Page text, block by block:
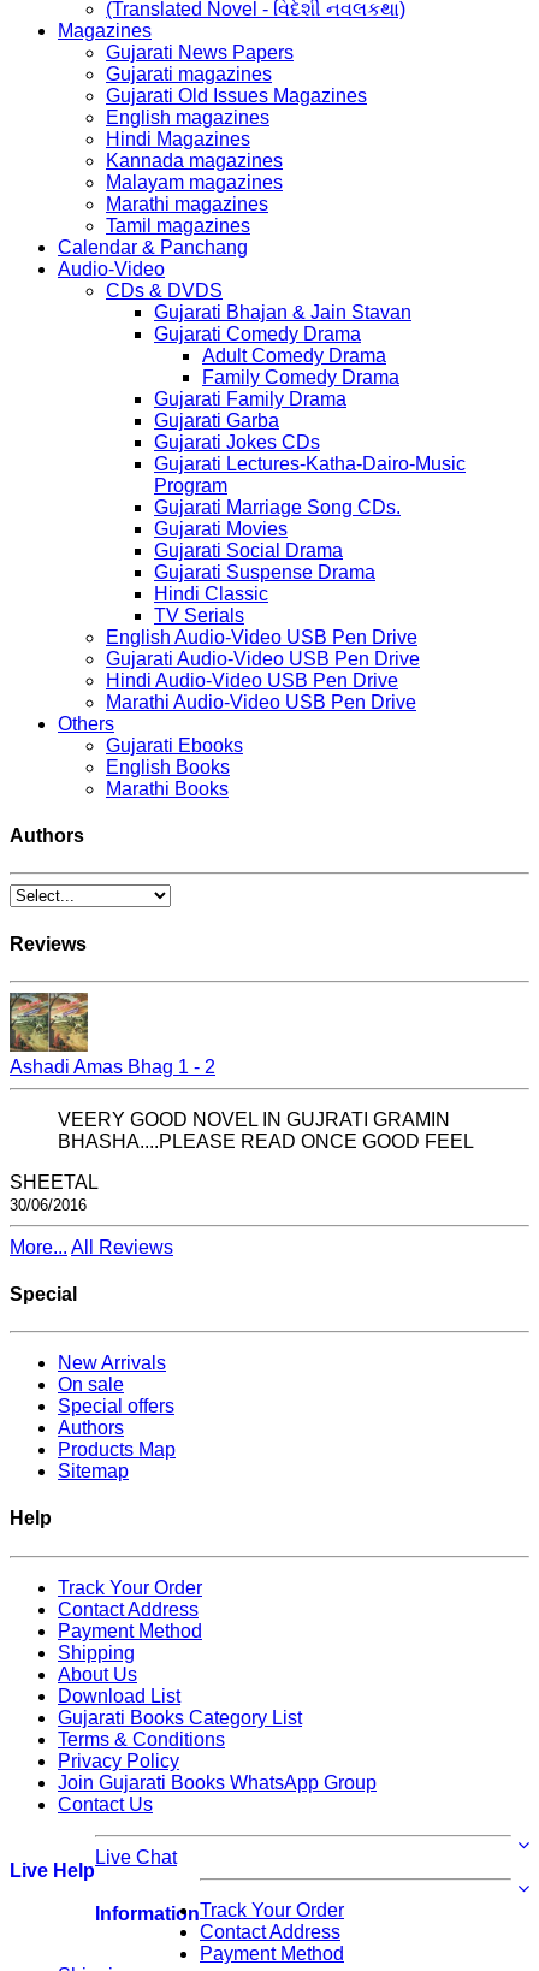
(Translated Novel - વિદેશી નવલકથા)
Magazines
Gujarati News Papers
Gujarati magazines
Gujarati Old Issues Magazines
English magazines
Hindi Magazines
Kannada magazines
Malayam magazines
Marathi magazines
Tamil magazines
Calendar & Panchang
Audio-Video
CDs & DVDS
Gujarati Bhajan & Jain Stavan
Gujarati Comedy Drama
Adult Comedy Drama
Family Comedy Drama
Gujarati Family Drama
Gujarati Garba
Gujarati Jokes CDs
Gujarati Lectures-Katha-Dairo-Music
Program
Gujarati Marriage Song CDs.
Gujarati Movies
Gujarati Social Drama
Gujarati Suspense Drama
Hindi Classic
TV Serials
English Audio-Video USB Pen Drive
Gujarati Audio-Video USB Pen Drive
Hindi Audio-Video USB Pen Drive
Marathi Audio-Video USB Pen Drive
Others
Gujarati Ebooks
English Books
Marathi Books
Authors
Reviews
Ashadi Amas Bhag 1 - 2
VEERY GOOD NOVEL IN GUJRATI GRAMIN
BHASHA....PLEASE READ ONCE GOOD FEEL
SHEETAL
30/06/2016
More... All Reviews
Special
New Arrivals
On sale
Special offers
Authors
Products Map
Sitemap
Help
Track Your Order
Contact Address
Payment Method
Shipping
About Us
Download List
Gujarati Books Category List
Terms & Conditions
Privacy Policy
Join Gujarati Books WhatsApp Group
Contact Us
Live Help
Live Chat
InformationTrack Your Order
Contact Address
Payment Method